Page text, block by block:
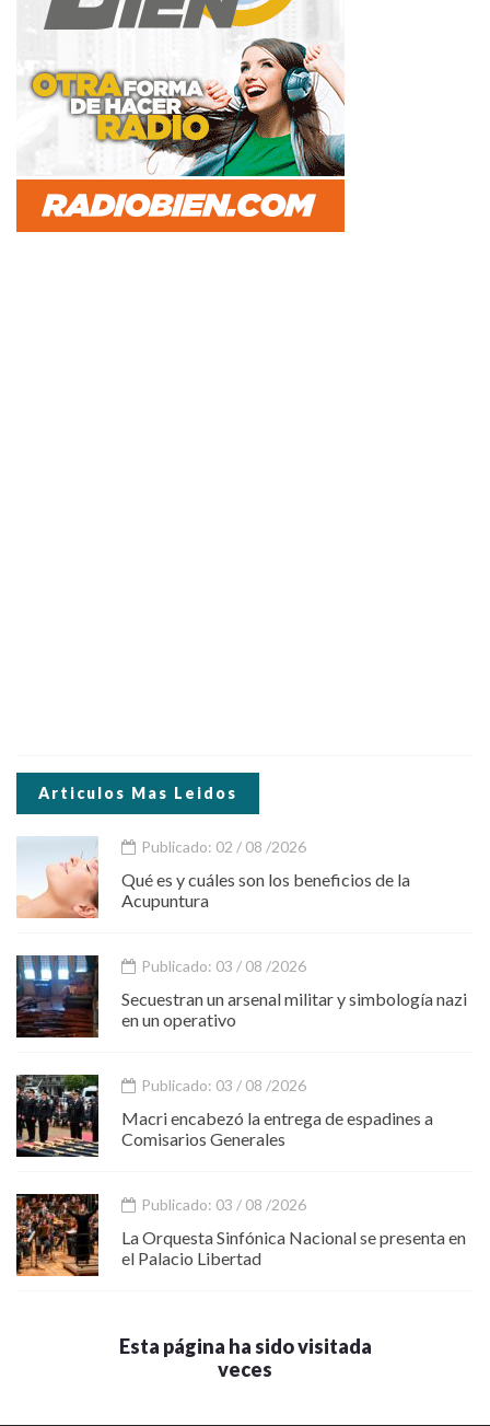
Articulos Mas Leidos
Publicado: 02 / 08 /2026
Qué es y cuáles son los beneficios de la
Acupuntura
Publicado: 03 / 08 /2026
Secuestran un arsenal militar y simbología nazi
en un operativo
Publicado: 03 / 08 /2026
Macri encabezó la entrega de espadines a
Comisarios Generales
Publicado: 03 / 08 /2026
La Orquesta Sinfónica Nacional se presenta en
el Palacio Libertad
Esta página ha sido visitada
veces